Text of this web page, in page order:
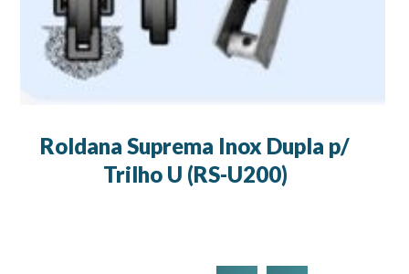
Roldana Suprema Inox Dupla p/
Trilho U (RS-U200)